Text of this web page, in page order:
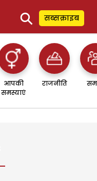
⚲ सब्सक्राइब
आपकी
समस्याएं
राजनीति